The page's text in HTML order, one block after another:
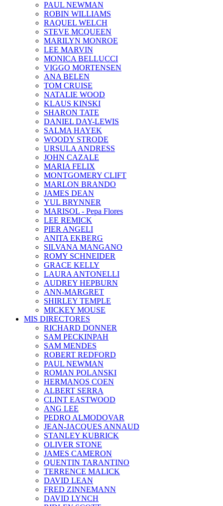
PAUL NEWMAN
ROBIN WILLIAMS
RAQUEL WELCH
STEVE MCQUEEN
MARILYN MONROE
LEE MARVIN
MONICA BELLUCCI
VIGGO MORTENSEN
ANA BELEN
TOM CRUISE
NATALIE WOOD
KLAUS KINSKI
SHARON TATE
DANIEL DAY-LEWIS
SALMA HAYEK
WOODY STRODE
URSULA ANDRESS
JOHN CAZALE
MARIA FELIX
MONTGOMERY CLIFT
MARLON BRANDO
JAMES DEAN
YUL BRYNNER
MARISOL - Pepa Flores
LEE REMICK
PIER ANGELI
ANITA EKBERG
SILVANA MANGANO
ROMY SCHNEIDER
GRACE KELLY
LAURA ANTONELLI
AUDREY HEPBURN
ANN-MARGRET
SHIRLEY TEMPLE
MICKEY MOUSE
MIS DIRECTORES
RICHARD DONNER
SAM PECKINPAH
SAM MENDES
ROBERT REDFORD
PAUL NEWMAN
ROMAN POLANSKI
HERMANOS COEN
ALBERT SERRA
CLINT EASTWOOD
ANG LEE
PEDRO ALMODOVAR
JEAN-JACQUES ANNAUD
STANLEY KUBRICK
OLIVER STONE
JAMES CAMERON
QUENTIN TARANTINO
TERRENCE MALICK
DAVID LEAN
FRED ZINNEMANN
DAVID LYNCH